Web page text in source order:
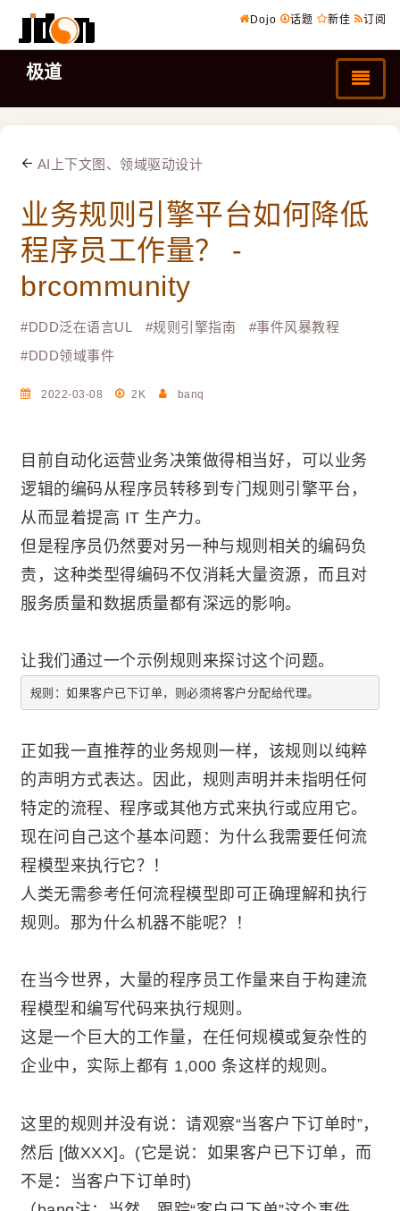
Dojo 话题 新佳 订阅
极道
AI上下文图、领域驱动设计
业务规则引擎平台如何降低
程序员工作量？ -
brcommunity
#DDD泛在语言UL #规则引擎指南 #事件风暴教程
#DDD领域事件
2022-03-08 2K banq
目前自动化运营业务决策做得相当好，可以业务
逻辑的编码从程序员转移到专门规则引擎平台，
从而显着提高 IT 生产力。
但是程序员仍然要对另一种与规则相关的编码负
责，这种类型得编码不仅消耗大量资源，而且对
服务质量和数据质量都有深远的影响。
让我们通过一个示例规则来探讨这个问题。
规则：如果客户已下订单，则必须将客户分配给代理。
正如我一直推荐的业务规则一样，该规则以纯粹
的声明方式表达。因此，规则声明并未指明任何
特定的流程、程序或其他方式来执行或应用它。
现在问自己这个基本问题：为什么我需要任何流
程模型来执行它？！
人类无需参考任何流程模型即可正确理解和执行
规则。那为什么机器不能呢？！
在当今世界，大量的程序员工作量来自于构建流
程模型和编写代码来执行规则。
这是一个巨大的工作量，在任何规模或复杂性的
企业中，实际上都有 1,000 条这样的规则。
这里的规则并没有说：请观察“当客户下订单时”，
然后 [做XXX]。(它是说：如果客户已下订单，而
不是：当客户下订单时)